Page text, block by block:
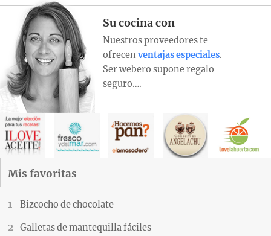
Su cocina con
Nuestros proveedores te
ofrecen ventajas especiales.
Ser webero supone regalo
seguro….
Mis favoritas
Bizcocho de chocolate
Galletas de mantequilla fáciles